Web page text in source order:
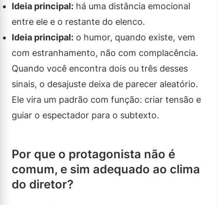
Ideia principal: há uma distância emocional
entre ele e o restante do elenco.
Ideia principal: o humor, quando existe, vem
com estranhamento, não com complacência.
Quando você encontra dois ou três desses
sinais, o desajuste deixa de parecer aleatório.
Ele vira um padrão com função: criar tensão e
guiar o espectador para o subtexto.
Por que o protagonista não é
comum, e sim adequado ao clima
do diretor?